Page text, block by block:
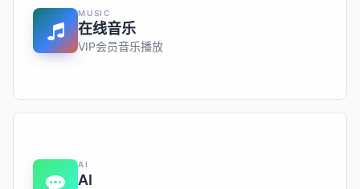
MUSIC
在线音乐
VIP会员音乐播放
AI
AI